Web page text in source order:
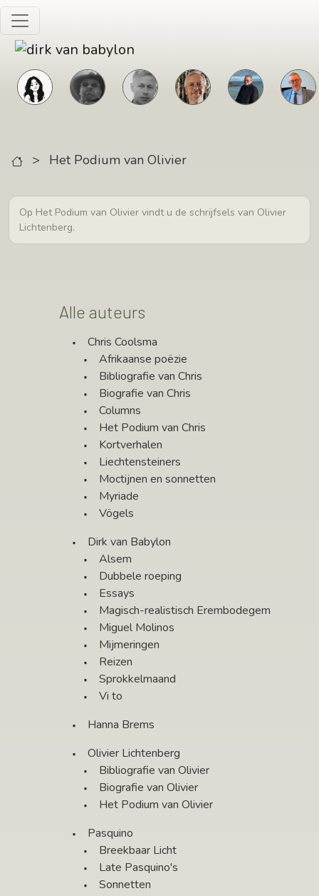
Skip to main content
> Het Podium van Olivier
Op Het Podium van Olivier vindt u de schrijfsels van Olivier
Lichtenberg.
Alle auteurs
Chris Coolsma
Afrikaanse poëzie
Bibliografie van Chris
Biografie van Chris
Columns
Het Podium van Chris
Kortverhalen
Liechtensteiners
Moctijnen en sonnetten
Myriade
Vögels
Dirk van Babylon
Alsem
Dubbele roeping
Essays
Magisch-realistisch Erembodegem
Miguel Molinos
Mijmeringen
Reizen
Sprokkelmaand
Vi to
Hanna Brems
Olivier Lichtenberg
Bibliografie van Olivier
Biografie van Olivier
Het Podium van Olivier
Pasquino
Breekbaar Licht
Late Pasquino's
Sonnetten